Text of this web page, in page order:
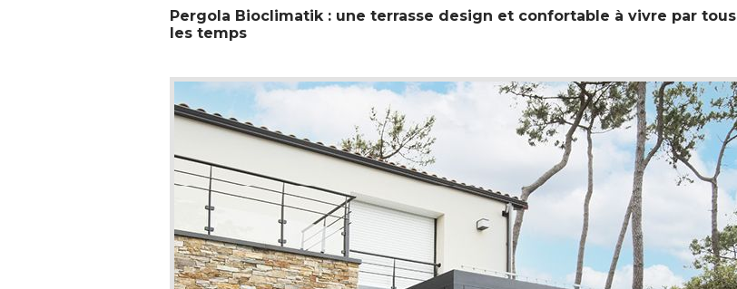
Pergola Bioclimatik : une terrasse design et confortable à vivre par tous
les temps